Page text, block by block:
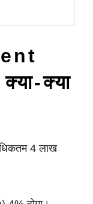
क्या
4 लाख